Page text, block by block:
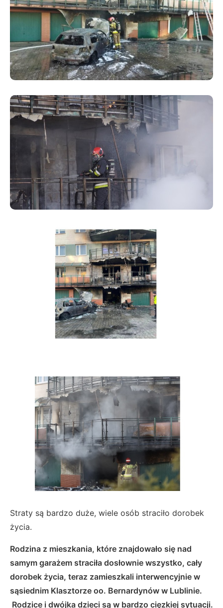
Straty są bardzo duże, wiele osób straciło dorobek
życia.
Rodzina z mieszkania, które znajdowało się nad
samym garażem straciła dosłownie wszystko, cały
dorobek życia, teraz zamieszkali interwencyjnie w
sąsiednim Klasztorze oo. Bernardynów w Lublinie.
Rodzice i dwójka dzieci są w bardzo cięzkiej sytuacji.